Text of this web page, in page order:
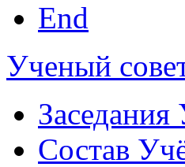
End
Ученый
Заседания
Состав